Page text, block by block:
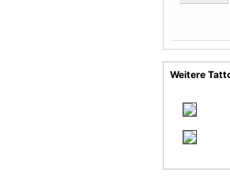
Weitere